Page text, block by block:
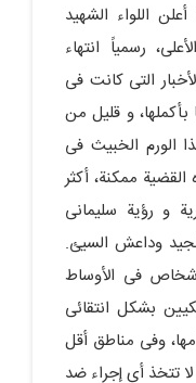
من تشرین الثانی/ نوفمبر ،2016 أعلن اللواء الشهید
رسمیاً انتهاء
التی کانت فی
و قلیل من
الورم الخبیث فی
ممکنة، أکثر
و رؤیة سلیمانی
وداعش السیئ.
فی الأوساط
بشکل انتقائی
وفی مناطق أقل
تتخذ أی إجراء ضد